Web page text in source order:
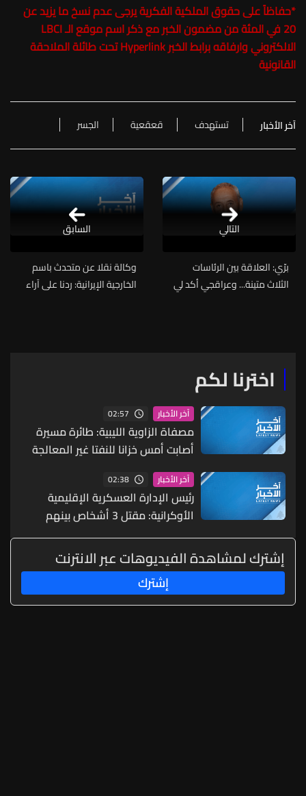
*حفاظاً على حقوق الملكية الفكرية يرجى عدم نسخ ما يزيد عن
20 في المئة من مضمون الخبر مع ذكر اسم موقع الـ LBCI
الالكتروني وارفاقه برابط الخبر Hyperlink تحت طائلة الملاحقة
القانونية
آخر الأخبار تستهدف قعقعية الجسر
التالي
برّي: العلاقة بين الرئاسات
الثلاث متينة... وعراقجي أكد لي
وكالة نقلا عن متحدث باسم
الخارجية الإيرانية: ردنا على آراء
السابق
اخترنا لكم
آخر الأخبار 02:57
مصفاة الزاوية الليبية: طائرة مسيرة
أصابت أمس خزانا للنفتا غير المعالجة
ما أدى لتسريب لكن الوضع تحت
السيطرة
آخر الأخبار 02:38
رئيس الإدارة العسكرية الإقليمية
الأوكرانية: مقتل 3 أشخاص بينهم
طفل في منطقة كييف وإصابة 3 آخرين
في هجمات روسية
إشترك لمشاهدة الفيديوهات عبر الانترنت
إشترك